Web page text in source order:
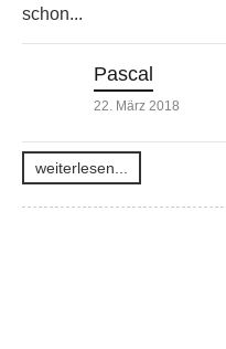
schon...
Pascal
22. März 2018
weiterlesen...